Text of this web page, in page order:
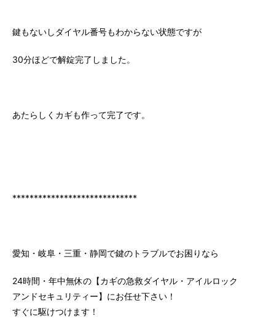
鍵もないしダイヤル番号もわからない状態ですが
30分ほどで解錠完了しました。
あたらしくカギも作って完了です。
*****************************
愛知・岐阜・三重・静岡で鍵のトラブルでお困りなら
24時間・年中無休の【カギの急救ダイヤル・アイルロック
アンドセキュリティー】にお任せ下さい！
すぐに駆けつけます！